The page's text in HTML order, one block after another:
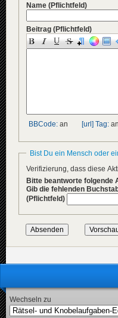
Name (Pflichtfeld)
Beitrag (Pflichtfeld)
BBCode: an [url] Tag: an
Bist Du ein Mensch oder
Verifizierung, dass diese
Bitte beantworte folgende
Gib die fehlenden
(Pflichtfeld)
Wechseln zu